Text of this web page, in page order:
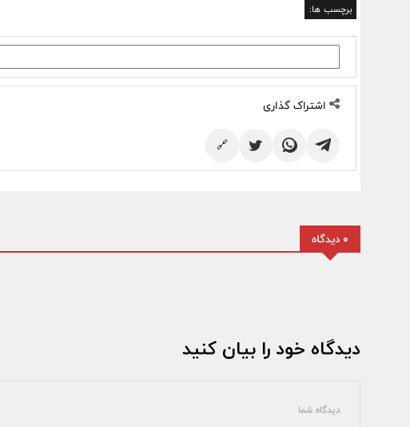
برچسب ها:
اشتراک گذاری
🔗
0 دیدگاه
دیدگاه خود را بیان کنید